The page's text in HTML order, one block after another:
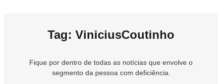
Tag: ViniciusCoutinho
Fique por dentro de todas as notícias que envolve o
segmento da pessoa com deficiência.